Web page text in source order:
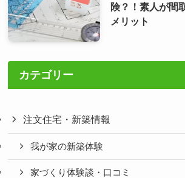
険？！素人が間
メリット
カテゴリー
注文住宅・新築情報
我が家の新築体験
家づくり体験談・口コミ